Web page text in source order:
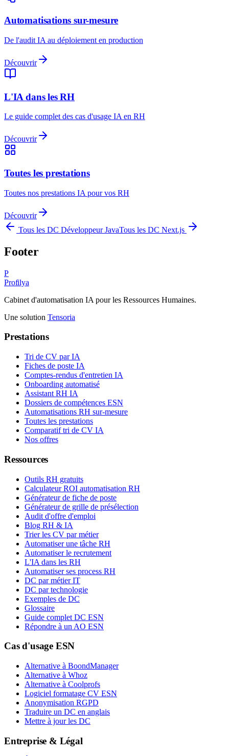
Automatisations sur-mesure
De l'audit IA au déploiement en production
Découvrir
L'IA dans les RH
Le guide complet des cas d'usage IA en RH
Découvrir
Toutes les prestations
Toutes nos prestations IA pour vos RH
Découvrir
Tous les DC Développeur JavaTous les DC Next.js
Footer
P
Profilya
Cabinet d'automatisation IA pour les Ressources Humaines.
Une solution Tensoria
Prestations
Tri de CV par IA
Fiches de poste IA
Comptes-rendus d'entretien IA
Onboarding automatisé
Assistant RH IA
Dossiers de compétences ESN
Automatisations RH sur-mesure
Toutes les prestations
Comparatif tri de CV IA
Nos offres
Ressources
Outils RH gratuits
Calculateur ROI automatisation RH
Générateur de fiche de poste
Générateur de grille de présélection
Audit d'offre d'emploi
Blog RH & IA
Trier les CV par métier
Automatiser une tâche RH
Automatiser le recrutement
L'IA dans les RH
Automatiser ses process RH
DC par métier IT
DC par technologie
Exemples de DC
Glossaire
Guide complet DC ESN
Répondre à un AO ESN
Cas d'usage ESN
Alternative à BoondManager
Alternative à Whoz
Alternative à Coolprofs
Logiciel formatage CV ESN
Anonymisation RGPD
Traduire un DC en anglais
Mettre à jour les DC
Entreprise & Légal